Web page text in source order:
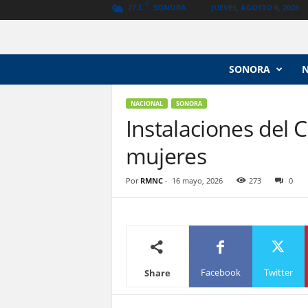
27.1 C SONORA JUEVES, AGOSTO 6, 2026
SONORA
NACIONAL SONORA
Instalaciones del
mujeres
Por RMNC- 16 mayo, 2026 273 0
Share Facebook Twitter